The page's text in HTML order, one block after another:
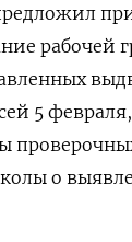
рабочей
5
о